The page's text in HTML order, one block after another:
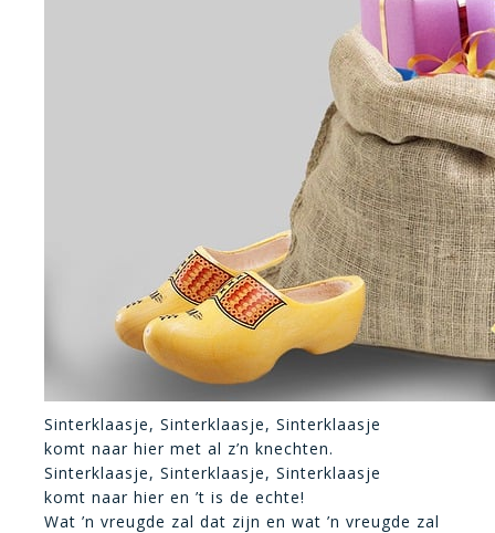
Sinterklaasje, Sinterklaasje, Sinterklaasje
komt naar hier met al z’n knechten.
Sinterklaasje, Sinterklaasje, Sinterklaasje
komt naar hier en ’t is de echte!
Wat ’n vreugde zal dat zijn en wat ’n vreugde zal